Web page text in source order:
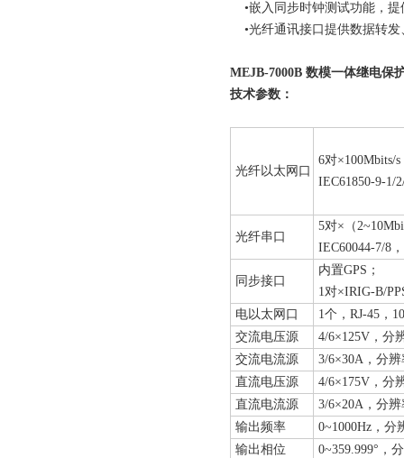
•嵌入同步时钟测试功能，提
•光纤通讯接口提供数据转发
MEJB-7000B 数模一体继电保
技术参数：
光纤以太网口
6对×100Mbits/
IEC61850-9-1/
光纤串口
5对×（
IEC60044-7/8
同步接口
内置GPS；
1对×IRIG-B/
电以太网口
1个，RJ-45，
交流电压源
4/6×125V，分
交流电流源
3/6×30A，分
直流电压源
4/6×175V，分
直流电流源
3/6×20A，分
输出频率
0~1000Hz，分
输出相位
0~359.999°，